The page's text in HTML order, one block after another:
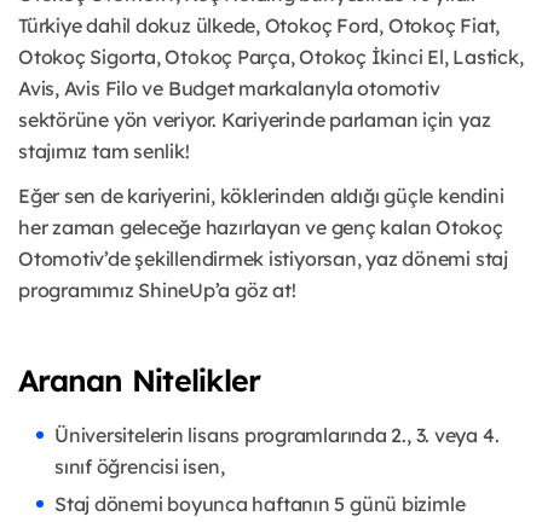
Türkiye dahil dokuz ülkede, Otokoç Ford, Otokoç Fiat,
Otokoç Sigorta, Otokoç Parça, Otokoç İkinci El, Lastick,
Avis, Avis Filo ve Budget markalarıyla otomotiv
sektörüne yön veriyor. Kariyerinde parlaman için yaz
stajımız tam senlik!
Eğer sen de kariyerini, köklerinden aldığı güçle kendini
her zaman geleceğe hazırlayan ve genç kalan Otokoç
Otomotiv’de şekillendirmek istiyorsan, yaz dönemi staj
programımız ShineUp’a göz at!
Aranan Nitelikler
Üniversitelerin lisans programlarında 2., 3. veya 4.
sınıf öğrencisi isen,
Staj dönemi boyunca haftanın 5 günü bizimle